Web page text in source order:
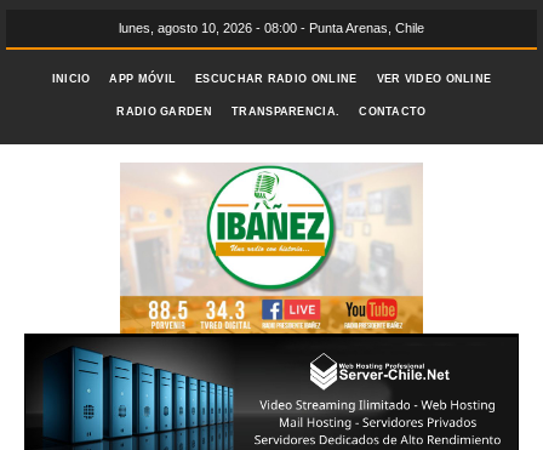
lunes, agosto 10, 2026 - 08:00 - Punta Arenas, Chile
INICIO APP MÓVIL ESCUCHAR RADIO ONLINE VER VIDEO ONLINE
RADIO GARDEN TRANSPARENCIA. CONTACTO